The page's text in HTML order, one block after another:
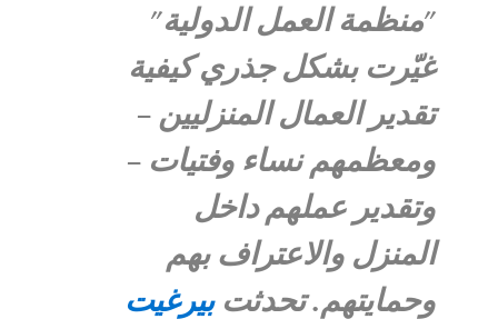
"منظمة العمل الدولية"
غيّرت بشكل جذري كيفية
تقدير العمال المنزليين –
ومعظمهم نساء وفتيات –
وتقدير عملهم داخل
المنزل والاعتراف بهم
وحمايتهم. تحدثتبيرغيت